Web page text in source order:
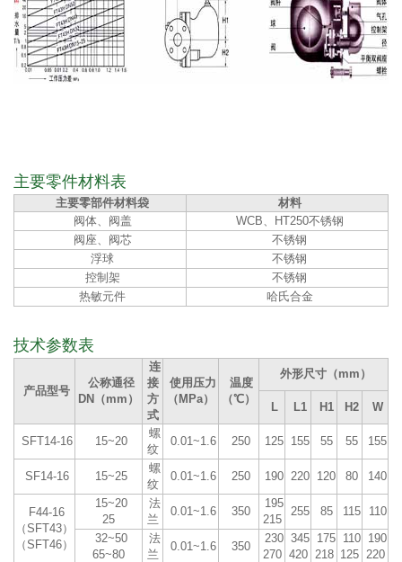
主要零件材料表
主要零部件材料袋
材料
阀体、阀盖
WCB、HT250不锈钢
阀座、阀芯
不锈钢
浮球
不锈钢
控制架
不锈钢
热敏元件
哈氏合金
技术参数表
产品型号
公称通径
DN（mm）
连
接
方
式
使用压力
（MPa）
温度
（℃）
外形尺寸（mm）
L L1 H1 H2 W
SFT14-16 15~20
螺
纹
0.01~1.6 250 125 155 55 55 155
SF14-16 15~25
螺
纹
0.01~1.6 250 190 220 120 80 140
F44-16
（SFT43）
（SFT46）
15~20
25
法
兰
0.01~1.6 350
195
215
255 85 115
110
32~50
65~80
法
兰
0.01~1.6 350
230
270
345
420
175
218
110
125
190
220